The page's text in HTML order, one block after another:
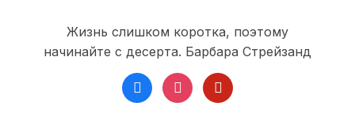
Жизнь слишком коротка, поэтому
начинайте с десерта. Барбара Стрейзанд
facebookinstagrampinterest